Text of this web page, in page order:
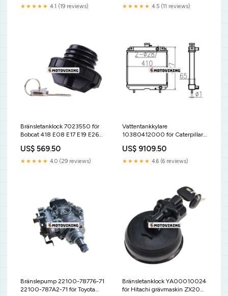
★★★★★ 4.1 (19 reviews)
P260 7/51 P185 –
★★★★★ 4.5 (11 reviews)
Bränsletanklock 7023550 för
Bobcat 418 E08 E17 E19 E26
S130 S185 S205 S510 S570
S590 T180 T320 – dieseltank,
US$ 569.50
★★★★★ 4.0 (29 reviews)
Vattentankkylare
10380412000 för Caterpillar
dieseltank, bränslebehållare
Cylinder Head Gasket
US$ 9109.50
★★★★★ 4.6 (6 reviews)
Bränslepump 22100-78776-71
22100-787A2-71 för Toyota
Bränsletanklock YA00010024
för Hitachi grävmaskin ZX200-